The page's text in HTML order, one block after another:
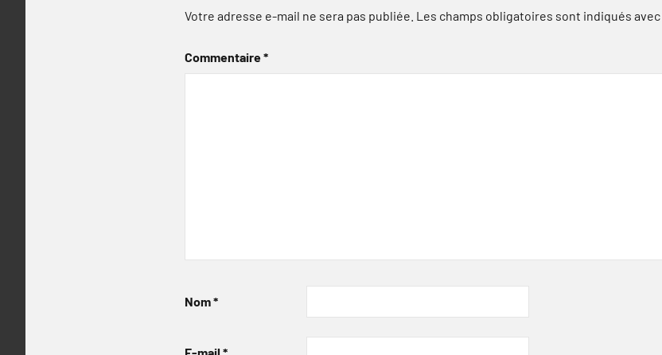
Votre adresse e-mail ne sera pas publiée. Les champs obligatoires sont indiqués avec
Commentaire*
Nom*